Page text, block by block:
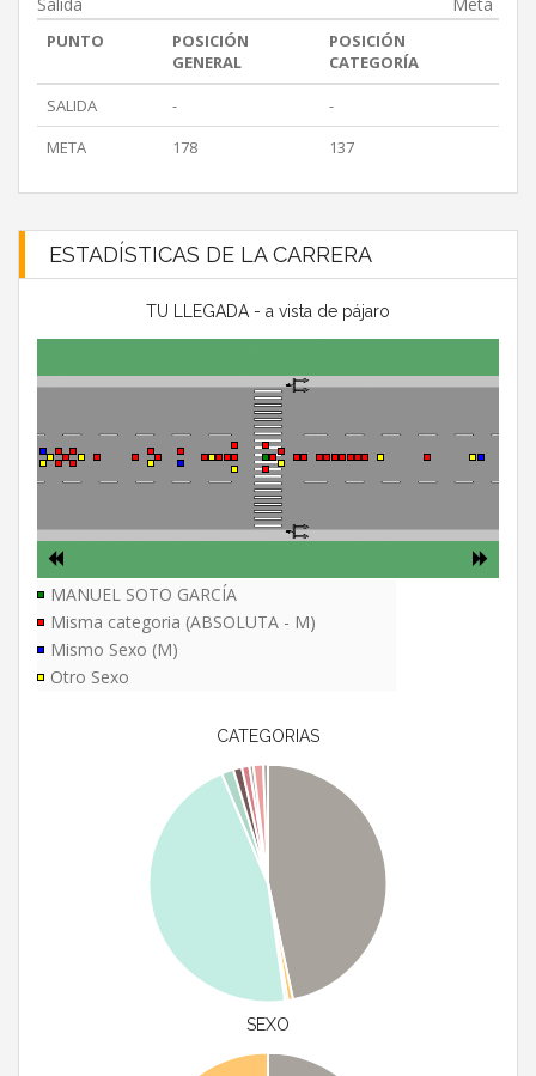
Salida Meta
PUNTO
POSICIÓN
GENERAL
POSICIÓN
CATEGORÍA
SALIDA
-
-
META
178 137
ESTADÍSTICAS DE LA CARRERA
TU LLEGADA - a vista de pájaro
MANUEL SOTO GARCÍA
Misma categoria (ABSOLUTA - M)
Mismo Sexo (M)
Otro Sexo
CATEGORIAS
SEXO